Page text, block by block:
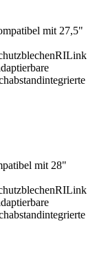
mit 27,5"
mit 28"